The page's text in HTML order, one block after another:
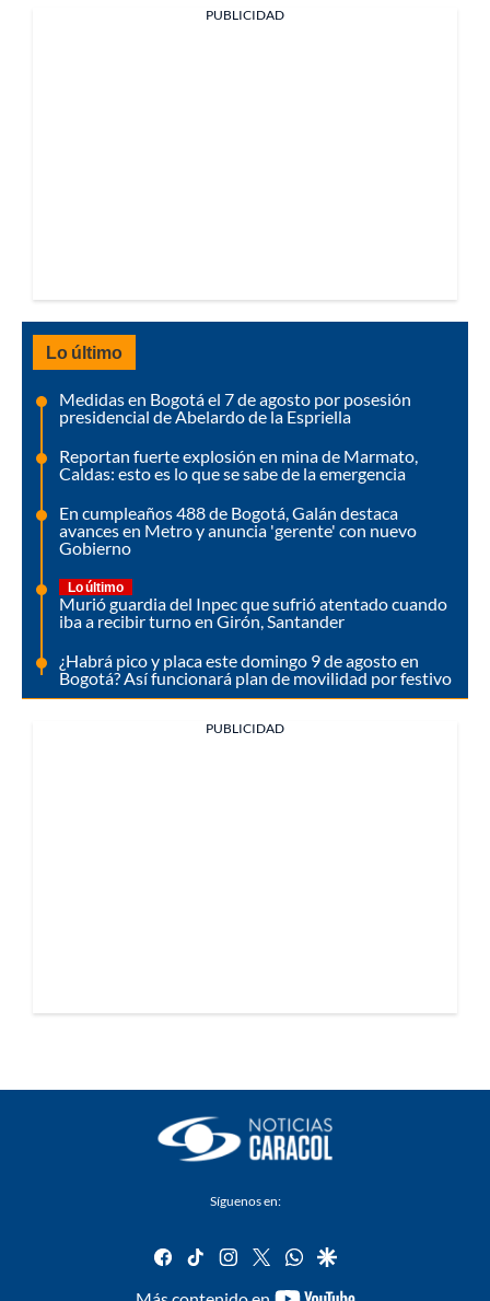
PUBLICIDAD
Lo último
Medidas en Bogotá el 7 de agosto por posesión
presidencial de Abelardo de la Espriella
Reportan fuerte explosión en mina de Marmato,
Caldas: esto es lo que se sabe de la emergencia
En cumpleaños 488 de Bogotá, Galán destaca
avances en Metro y anuncia 'gerente' con nuevo
Gobierno
Lo último
Murió guardia del Inpec que sufrió atentado cuando
iba a recibir turno en Girón, Santander
¿Habrá pico y placa este domingo 9 de agosto en
Bogotá? Así funcionará plan de movilidad por festivo
PUBLICIDAD
Síguenos en:
facebook
tiktok instagram
twitterwhatsapp
google
youtube-